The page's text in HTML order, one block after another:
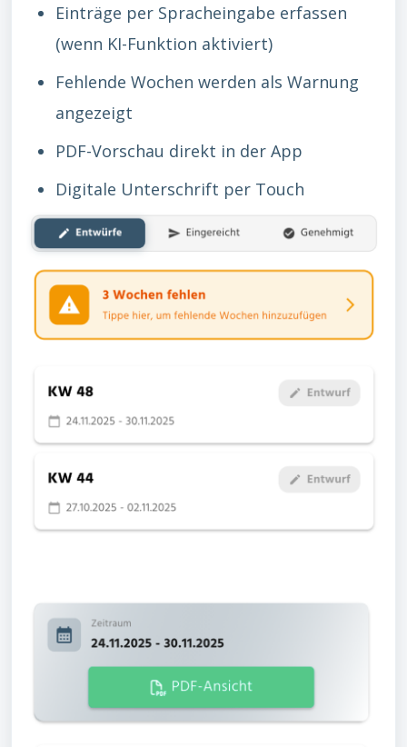
Einträge per Spracheingabe erfassen
(wenn KI-Funktion aktiviert)
Fehlende Wochen werden als Warnung
angezeigt
PDF-Vorschau direkt in der App
Digitale Unterschrift per Touch